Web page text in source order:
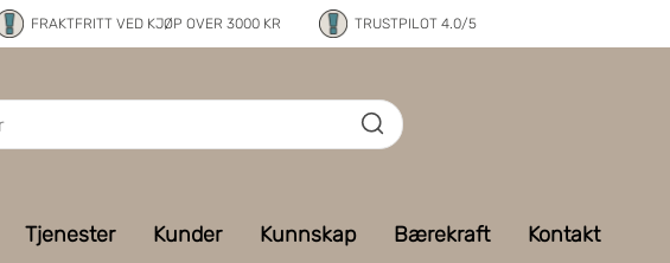
FRAKTFRITT VED KJØP OVER 3000 KR TRUSTPILOT 4.0/5
Tjenester Kunder Kunnskap Bærekraft Kontakt